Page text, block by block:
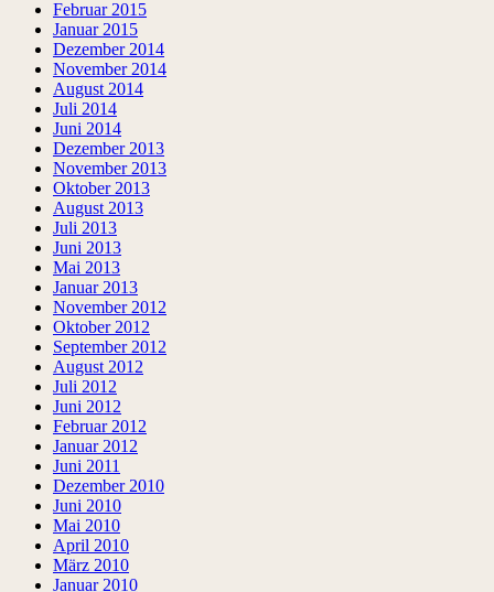
Februar 2015
Januar 2015
Dezember 2014
November 2014
August 2014
Juli 2014
Juni 2014
Dezember 2013
November 2013
Oktober 2013
August 2013
Juli 2013
Juni 2013
Mai 2013
Januar 2013
November 2012
Oktober 2012
September 2012
August 2012
Juli 2012
Juni 2012
Februar 2012
Januar 2012
Juni 2011
Dezember 2010
Juni 2010
Mai 2010
April 2010
März 2010
Januar 2010